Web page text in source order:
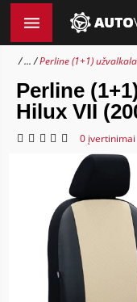
... Perline (1+1)
Perline
Hilux VII
0 įvertinimai